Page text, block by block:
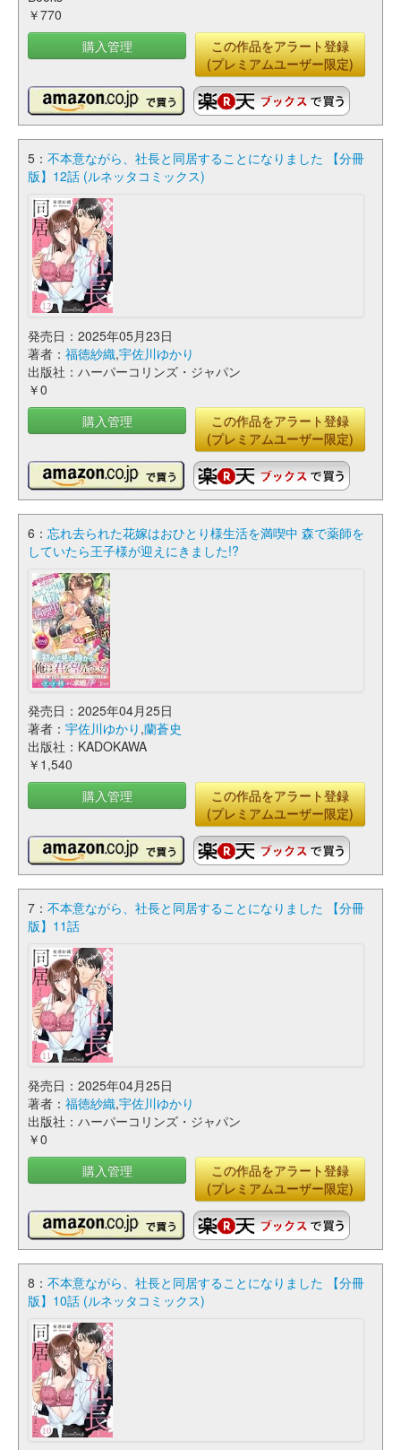
￥770
購入管理
この作品をアラート登録
(プレミアムユーザー限定)
5： 不本意ながら、社長と同居することになりました 【分冊
版】12話 (ルネッタコミックス)
発売日：2025年05月23日
著者： 福徳紗織,宇佐川ゆかり
出版社：ハーパーコリンズ・ジャパン
￥0
購入管理
この作品をアラート登録
(プレミアムユーザー限定)
6： 忘れ去られた花嫁はおひとり様生活を満喫中 森で薬師を
していたら王子様が迎えにきました!?
発売日：2025年04月25日
著者： 宇佐川ゆかり ,蘭蒼史
出版社：KADOKAWA
￥1,540
購入管理
この作品をアラート登録
(プレミアムユーザー限定)
7： 不本意ながら、社長と同居することになりました 【分冊
版】11話
発売日：2025年04月25日
著者： 福徳紗織,宇佐川ゆかり
出版社：ハーパーコリンズ・ジャパン
￥0
購入管理
この作品をアラート登録
(プレミアムユーザー限定)
8： 不本意ながら、社長と同居することになりました 【分冊
版】10話 (ルネッタコミックス)